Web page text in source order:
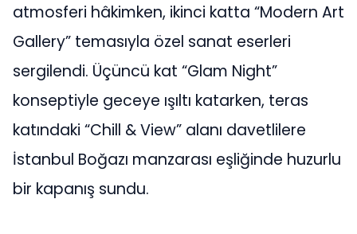
atmosferi hâkimken, ikinci katta “Modern Art
Gallery” temasıyla özel sanat eserleri
sergilendi. Üçüncü kat “Glam Night”
konseptiyle geceye ışıltı katarken, teras
katındaki “Chill & View” alanı davetlilere
İstanbul Boğazı manzarası eşliğinde huzurlu
bir kapanış sundu.